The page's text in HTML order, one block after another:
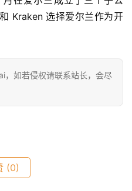
Kraken 选择爱尔兰作为开
，如若侵权请联系站长，会尽
(0)